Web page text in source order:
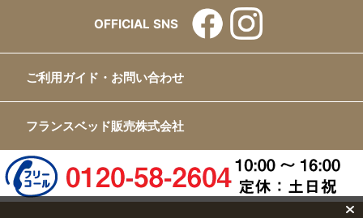
OFFICIAL SNS
ご利用ガイド・お問い合わせ
フランスベッド販売株式会社